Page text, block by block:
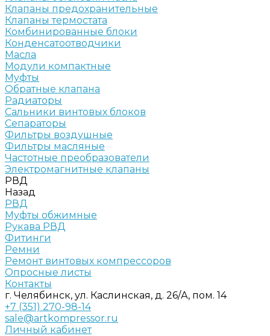
Клапаны предохранительные
Клапаны термостата
Комбинированные блоки
Конденсатоотводчики
Масла
Модули компактные
Муфты
Обратные клапана
Радиаторы
Сальники винтовых блоков
Сепараторы
Фильтры воздушные
Фильтры масляные
Частотные преобразователи
Электромагнитные клапаны
РВД
Назад
РВД
Муфты обжимные
Рукава РВД
Фитинги
Ремни
Ремонт винтовых компрессоров
Опросные листы
Контакты
г. Челябинск, ул. Каслинская, д. 26/А, пом. 14
+7 (351) 270-98-14
sale@artkompressor.ru
Личный кабинет